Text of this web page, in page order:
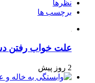
نظرها
برچسب ها
علت خواب رفتن
2 روز پیش